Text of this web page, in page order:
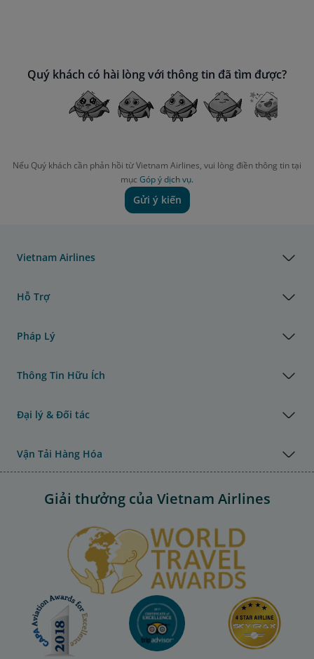
Quý khách có hài lòng với thông tin đã tìm được?
Nếu Quý khách cần phản hồi từ Vietnam Airlines, vui lòng điền thông tin tại
mục Góp ý dịch vụ.
Gửi ý kiến
Vietnam Airlines
Hỗ Trợ
Pháp Lý
Thông Tin Hữu Ích
Đại lý & Đối tác
Vận Tải Hàng Hóa
Giải thưởng của Vietnam Airlines